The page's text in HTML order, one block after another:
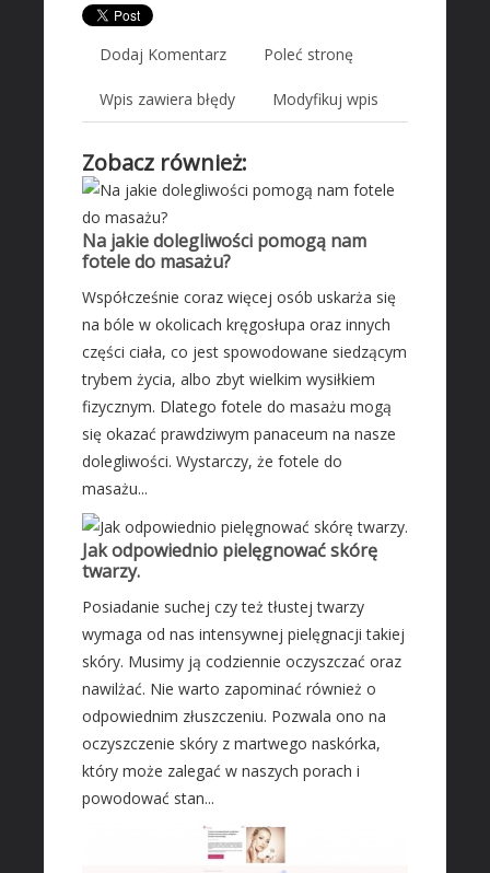
Elektronika, RTV, AGD
Art. Dla Zwierząt
Ogród, Rośliny
Art. Spożywcze
Inne Sklepy
MASZYNY SPECJALISTYCZNE
Maszyny
Narzędzia
Przemysł Metalowy
AUTO-MOTO
Transport
Części Samochodowe
Wynajem
Usługi Motoryzacyjne
Salony, Komisy
MARKETING
Agencje Reklamowe
Materiały Reklamowe
Inne Agencje
AKTYWNOŚĆ FIZYCZNA
Imprezy Integracyjne
PRZEMYSŁ
Restauracje, Catering
Dodaj Komentarz Poleć stronę
Wpis zawiera błędy Modyfikuj wpis
Zobacz również:
Na jakie dolegliwości pomogą nam
fotele do masażu?
Współcześnie coraz więcej osób uskarża się
na bóle w okolicach kręgosłupa oraz innych
części ciała, co jest spowodowane siedzącym
trybem życia, albo zbyt wielkim wysiłkiem
fizycznym. Dlatego fotele do masażu mogą
się okazać prawdziwym panaceum na nasze
dolegliwości. Wystarczy, że fotele do
masażu...
Jak odpowiednio pielęgnować skórę
twarzy.
Posiadanie suchej czy też tłustej twarzy
wymaga od nas intensywnej pielęgnacji takiej
skóry. Musimy ją codziennie oczyszczać oraz
nawilżać. Nie warto zapominać również o
odpowiednim złuszczeniu. Pozwala ono na
oczyszczenie skóry z martwego naskórka,
który może zalegać w naszych porach i
powodować stan...